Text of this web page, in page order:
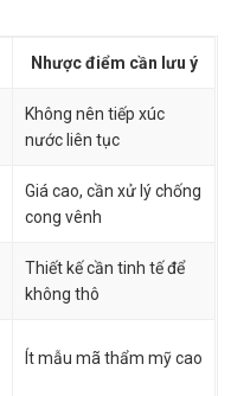
Nhược điểm cần lưu ý
Không nên tiếp xúc
nước liên tục
Giá cao, cần xử lý chống
cong vênh
Thiết kế cần tinh tế để
không thô
Ít mẫu mã thẩm mỹ cao